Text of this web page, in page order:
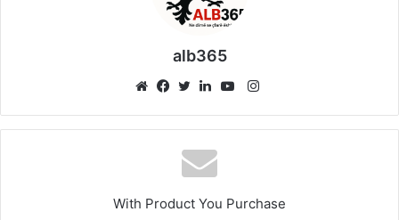
alb365
Instagram
With Product You Purchase